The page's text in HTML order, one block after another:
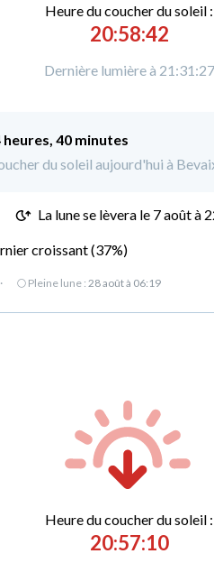
Heure ducoucher du soleil :
20:58:42
Dernière lumière à 21:31:27
heures, 40 minutes
du soleil aujourd'hui à
La lune se lèvera le 7 août à
croissant (37%)
· 🌕 Pleine lune : 28 août à 06:19
Heure ducoucher du soleil :
20:57:10